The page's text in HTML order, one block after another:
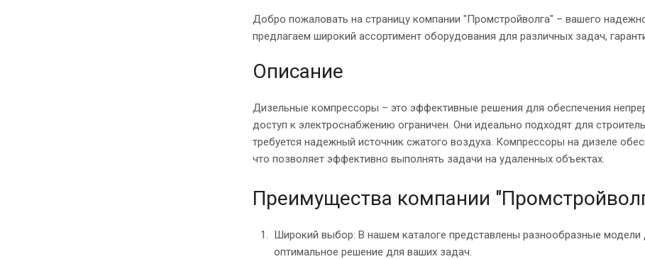
Добро пожаловать на страницу компании "Промстройволга" – вашего
предлагаем широкий ассортимент оборудования для различных задач,
Описание
Дизельные компрессоры – это эффективные решения для обеспечения
доступ к электроснабжению ограничен. Они идеально подходят для
требуется надежный источник сжатого воздуха. Компрессоры на дизеле
что позволяет эффективно выполнять задачи на удаленных объектах.
Преимущества компании
Широкий выбор: В нашем каталоге представлены разнообразные
оптимальное решение для ваших задач.